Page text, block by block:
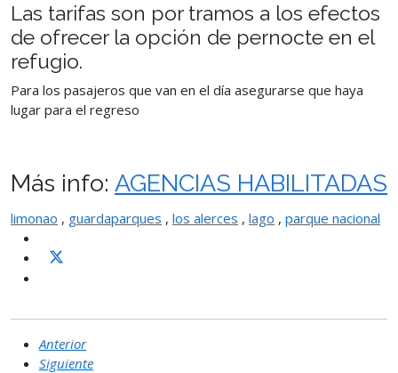
Las tarifas son por tramos a los efectos
de ofrecer la opción de pernocte en el
refugio.
Para los pasajeros que van en el día asegurarse que haya
lugar para el regreso
Más info: AGENCIAS HABILITADAS
limonao , guardaparques , los alerces , lago , parque nacional
Anterior
Siguiente